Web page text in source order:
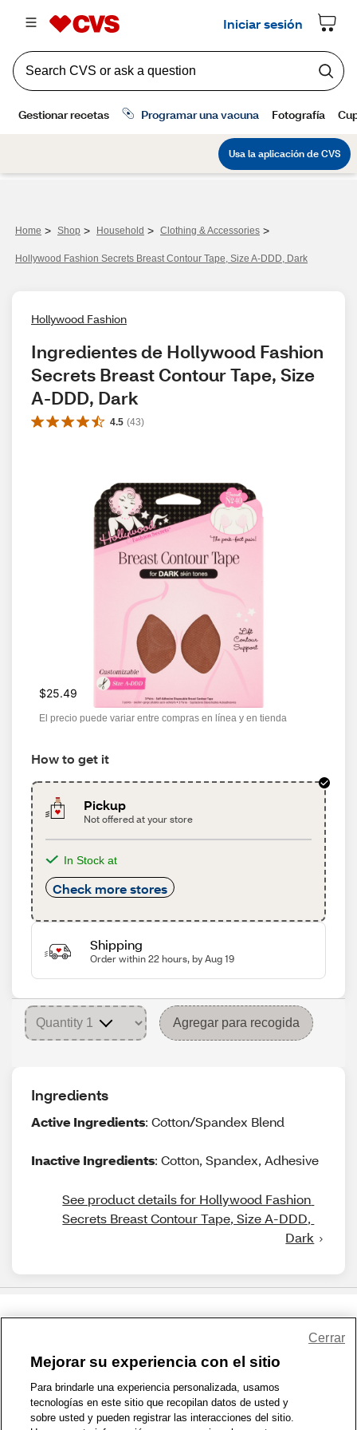
Home > Shop > Household > Clothing & Accessories >
Hollywood Fashion Secrets Breast Contour Tape, Size A-DDD, Dark
Hollywood Fashion
Ingredientes de Hollywood Fashion
Secrets Breast Contour Tape, Size
A-DDD, Dark
4.5 (43)
$25.49
El precio puede variar entre compras en línea y en tienda
How to get it
Pickup
Not offered at your store
In Stock at
Check more stores
Shipping
Order within 22 hours, by Aug 19
Agregar para recogida
Ingredients
Active Ingredients: Cotton/Spandex Blend
Inactive Ingredients: Cotton, Spandex, Adhesive
See product details for Hollywood Fashion
Secrets Breast Contour Tape, Size A-DDD,
Dark
1-800-679-9691 | Contáctenos | Términos de Uso | Accesibilidad
Política de Privacidad | WA Privacy Policy | Mapa del sitio
Zona de Bienestar | © 1999 - 2026 CVS.com
Mejorar su experiencia con el sitio
Para brindarle una experiencia personalizada, usamos
tecnologías en este sitio que recopilan datos de usted y
sobre usted y pueden registrar las interacciones del sitio.
Cerrar